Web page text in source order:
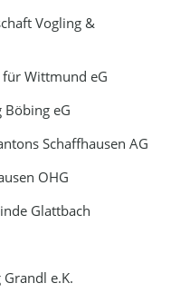
Vogling &
für Wittmund eG
eG
Schaffhausen AG
OHG
Glattbach
e.K.